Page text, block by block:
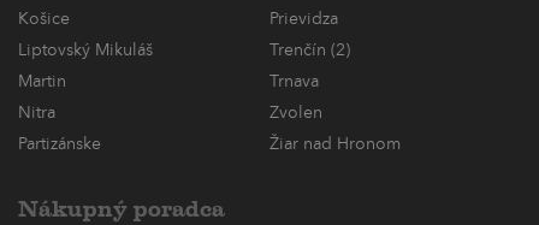
Košice
Prievidza
Liptovský Mikuláš
Trenčín (2)
Martin
Trnava
Nitra
Zvolen
Partizánske
Žiar nad Hronom
Nákupný poradca